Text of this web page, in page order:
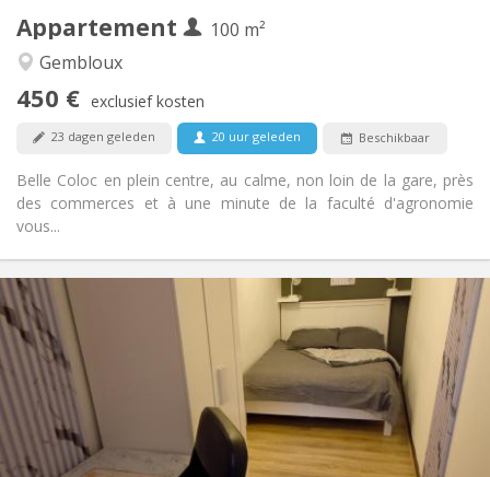
Appartement
100 m²
Gembloux
450 € exclusief kosten
23 dagen geleden 20 uur geleden Beschikbaar
Belle Coloc en plein centre, au calme, non loin de la gare, près
des commerces et à une minute de la faculté d'agronomie
vous...
Huisdieren:
Nee
Praktische Informatie
Huur:
450 €
Kosten:
150 €
Duur:
12 maanden, 11 maanden, 10 maanden, 5-6
maanden
Domiciliëring:
Met voorwaarden
Inrichting